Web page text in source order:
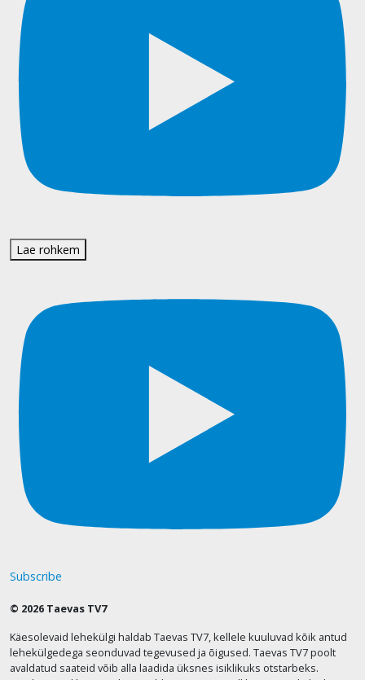
Lae rohkem
Subscribe
© 2026 Taevas TV7
Käesolevaid lehekülgi haldab Taevas TV7, kellele kuuluvad kõik antud
lehekülgedega seonduvad tegevused ja õigused. Taevas TV7 poolt
avaldatud saateid võib alla laadida üksnes isiklikuks otstarbeks.